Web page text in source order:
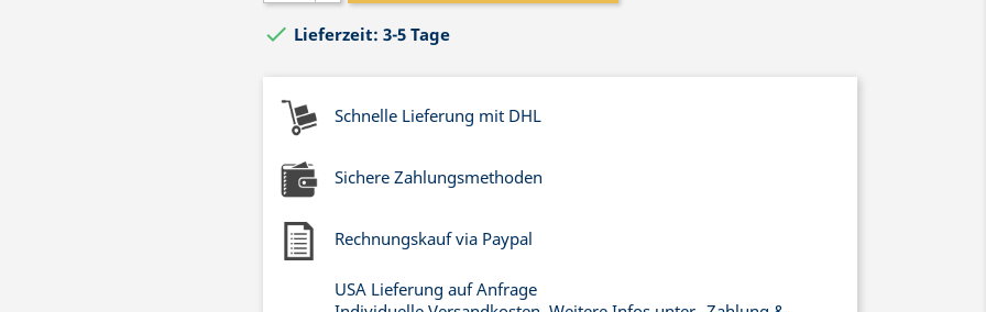
 Lieferzeit: 3-5 Tage
Schnelle Lieferung mit DHL
Sichere Zahlungsmethoden
Rechnungskauf via Paypal
USA Lieferung auf Anfrage